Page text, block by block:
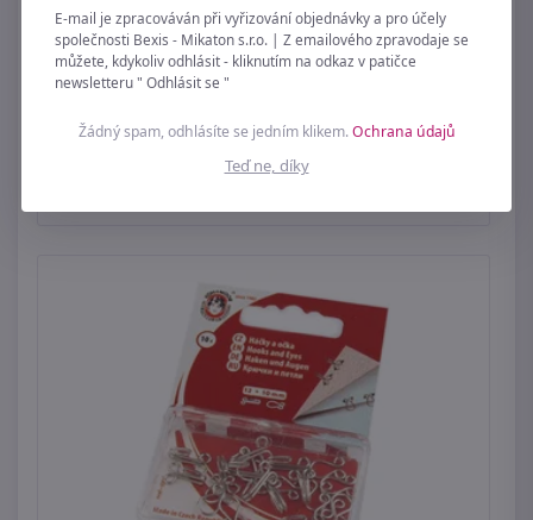
Řetízek na brýle
E-mail je zpracováván při vyřizování objednávky a pro účely
společnosti Bexis - Mikaton s.r.o. | Z emailového zpravodaje se
můžete, kdykoliv odhlásit - kliknutím na odkaz v patičce
newsletteru " Odhlásit se "
Žádný spam, odhlásíte se jedním klikem.Ochrana údajů
Teď ne, díky